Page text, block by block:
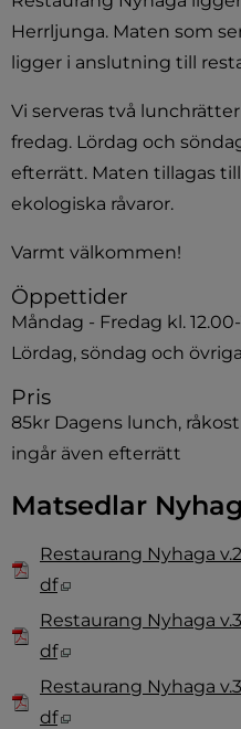
Herrljunga. Maten som
ligger i anslutning till
Vi serveras två
fredag. Lördag och
efterrätt. Maten tillagas
ekologiska råvaror.
Varmt välkommen!
Öppettider
Måndag - Fredag kl. 12.00-
Lördag, söndag och
Pris
85kr Dagens lunch,
ingår även efterrätt
Matsedlar
Filer tillgängliga för
Ikon som illustrerar filtyp
Restaurang Nyhaga
df
Restaurang Nyhaga
df
Restaurang Nyhaga
df